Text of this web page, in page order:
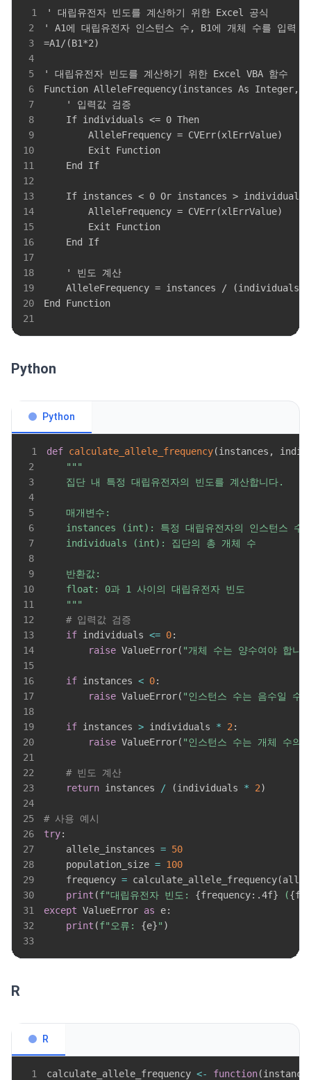
1
2
3
4
5
6
7
8
    If individuals <= 0 Then
9
10
        Exit Function
11
    End If
12
13
14
15
        Exit Function
16
    End If
17
18
    ' 빈도 계산
19
20
End Function
21
Python
Python
1 def calculate_allele_frequency(instances ,
2
3
4
5
6
7
8
9
10
11
    """
12
# 입력값 검증
13
if individuals <= 0:
14
raise ValueError( "개체 수는 양수여야 합니
15
16
if instances < 0:
17
raise ValueError( "인스턴스 수는 음수일 수
18
19
if instances > individuals * 2 :
20
raise ValueError( "인스턴스 수는 개체 수의
21
22
# 빈도 계산
23
return instances / (individuals * 2)
24
25
# 사용 예시
26
try:
27
    allele_instances
= 50
28
    population_size
= 100
29
    frequency
= calculate_allele_frequency(
30
print (f"대립유전자 빈도: {frequency: .4f} ({
31
except ValueError as e:
32
print (f"오류: {e}" )
33
R
R
1 calculate_allele_frequency <- function(